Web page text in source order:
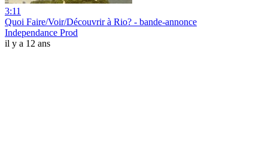
3:11
Quoi Faire/Voir/Découvrir à Rio? - bande-annonce
Independance Prod
il y a 12 ans